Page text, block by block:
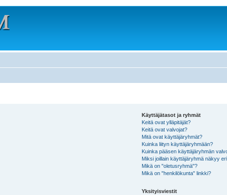
Käyttäjätasot ja ryhmät
Keitä ovat ylläpitäjät?
Keitä ovat valvojat?
Mitä ovat käyttäjäryhmät?
Kuinka liityn käyttäjäryhmään?
Kuinka pääsen käyttäjäryhmän
Miksi joillain käyttäjäryhmä näkyy
Mikä on "oletusryhmä"?
Mikä on "henkilökunta" linkki?
Yksityisviestit